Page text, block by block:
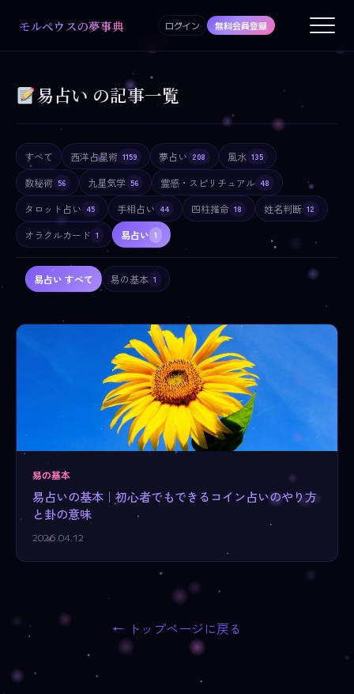
モルペウスの夢事典 ログイン 無料会員登録
易占い の記事一覧
すべて 西洋占星術 1159 夢占い 208 風水 135
数秘術 56 九星気学 56 霊感・スピリチュアル 48
タロット占い 45 手相占い 44 四柱推命 18 姓名判断 12
オラクルカード 1 易占い 1
易占い すべて 易の基本 1
易の基本
易占いの基本｜初心者でもできるコイン占いのやり方
と卦の意味
2026.04.12
← トップページに戻る